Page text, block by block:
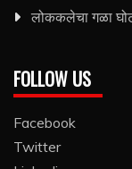
लोककलेचा गळा
FOLLOW US
Facebook
Twitter